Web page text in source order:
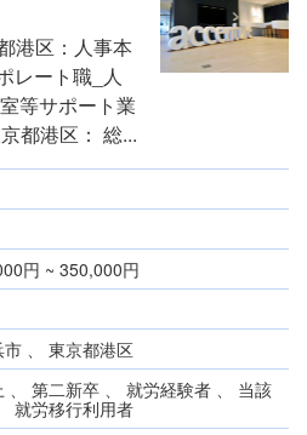
港区：人事本
レート職_人
等サポート業
都港区： 総...
円 ~ 350,000円
、 東京都港区
、 第二新卒 、 就労経験者 、 当該
就労移行利用者